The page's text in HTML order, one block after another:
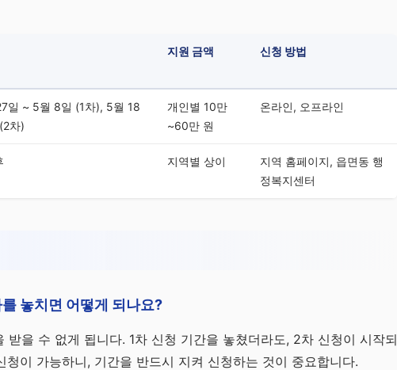
지원 금액 신청 방법
일 ~ 5월 8일 (1차), 5월 18
차)
개인별 10만
~60만 원
온라인, 오프라인
지역별 상이
지역 홈페이지, 읍면동 행
정복지센터
놓치면 어떻게 되나요?
받을 수 없게 됩니다. 1차 신청 기간을 놓쳤더라도, 2차 신청이 시작되
이 가능하니, 기간을 반드시 지켜 신청하는 것이 중요합니다.